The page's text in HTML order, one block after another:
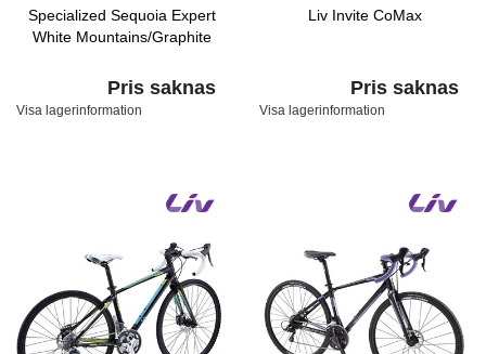
Specialized Sequoia Expert
White Mountains/Graphite
Pris saknas
Visa lagerinformation
Liv Invite CoMax
Pris saknas
Visa lagerinformation